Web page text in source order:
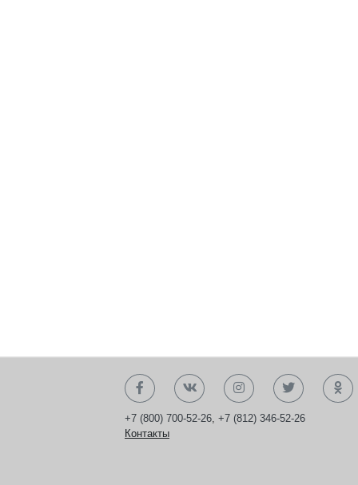
+7 (800) 700-52-26, +7 (812) 346-52-26
Контакты